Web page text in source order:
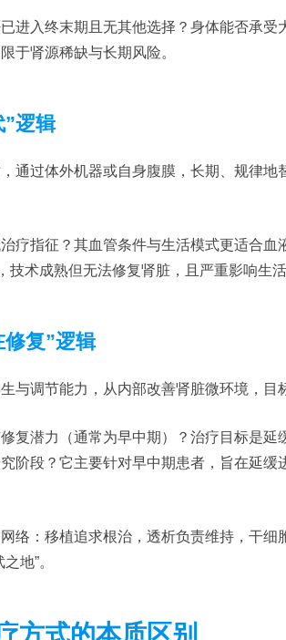
进入终末期且无其他选择？身体能否承受
于肾源稀缺与长期风险。
逻辑
通过体外机器或自身腹膜，长期、规律地
疗指征？其血管条件与生活模式更适合血
技术成熟但无法修复肾脏，且严重影响生活
复”逻辑
调节能力，从内部改善肾脏微环境，目标
复潜力（通常为早中期）？治疗目标是延
阶段？它主要针对早中期患者，旨在延缓
络：移植追求根治，透析负责维持，干细
地”。
方式的本质区别